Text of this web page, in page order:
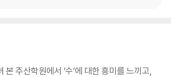
본 주산학원에서 ‘수’에 대한 흥미를 느끼고,